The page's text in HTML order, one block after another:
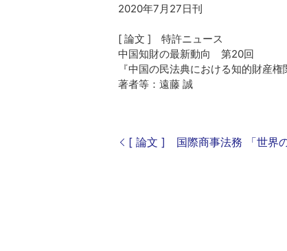
2020年7月27日刊
[ 論文 ] 特許ニュース
中国知財の最新動向 第20回
『中国の民法典における知的財産
著者等：遠藤 誠
[ 論文 ] 国際商事法務 「世界